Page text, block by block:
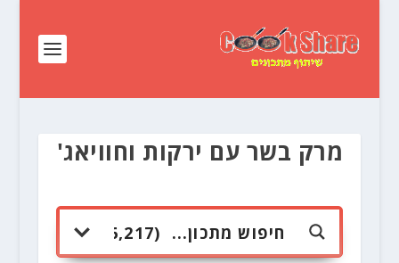
מרק בשר עם ירקות וחוויאג'